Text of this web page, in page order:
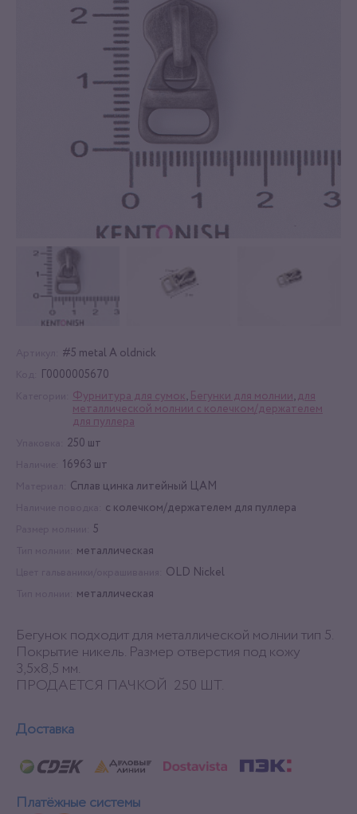
#5 metal A oldnick
Г0000005670
Фурнитура для сумок, Бегунки для молнии, для
металлической молнии с колечком/держателем
для пуллера
250 шт
16963 шт
Сплав цинка литейный ЦАМ
с колечком/держателем для пуллера
5
металлическая
OLD Nickel
металлическая
Бегунок подходит для металлической молнии тип 5.
Покрытие никель. Размер отверстия под кожу
3,5х8,5 мм.
ПРОДАЕТСЯ ПАЧКОЙ 250 ШТ.
Доставка
Платёжные системы